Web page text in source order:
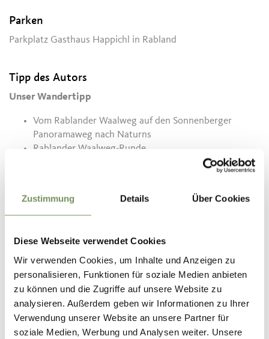
Zustimmung Details Über Cookies
Diese Webseite verwendet Cookies
Wir verwenden Cookies, um Inhalte und Anzeigen zu
personalisieren, Funktionen für soziale Medien anbieten
zu können und die Zugriffe auf unsere Website zu
analysieren. Außerdem geben wir Informationen zu Ihrer
Verwendung unserer Website an unsere Partner für
soziale Medien, Werbung und Analysen weiter. Unsere
Parken
Parkplatz Gasthaus Happichl in Rabland
Tipp des Autors
Unser Wandertipp
Vom Rablander Waalweg auf den Sonnenberger
Panoramaweg nach Naturns
Rablander Waalweg-Runde
Jakobsweg Südtirol - 12 Etappe - Algund bis Kastelbell
Januar - Dezember
Kontakt
Gasthaus Happichl
Geroldstrasse 35
39020 Rabland